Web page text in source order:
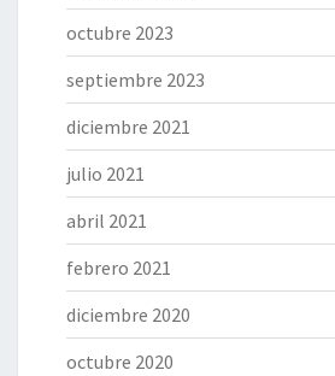
octubre 2023
septiembre 2023
diciembre 2021
julio 2021
abril 2021
febrero 2021
diciembre 2020
octubre 2020